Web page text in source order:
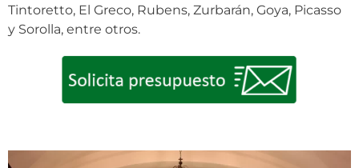
Tintoretto, El Greco, Rubens, Zurbarán, Goya, Picasso
y Sorolla, entre otros.